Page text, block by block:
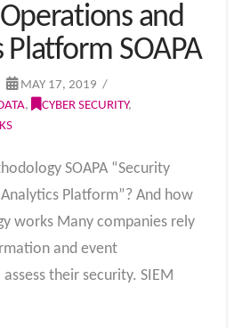
and
Platform SOAPA
MAY 17, 2019
, CYBER SECURITY,
SOAPA “Security
Platform”? And how
works Many companies rely
and event
their security. SIEM